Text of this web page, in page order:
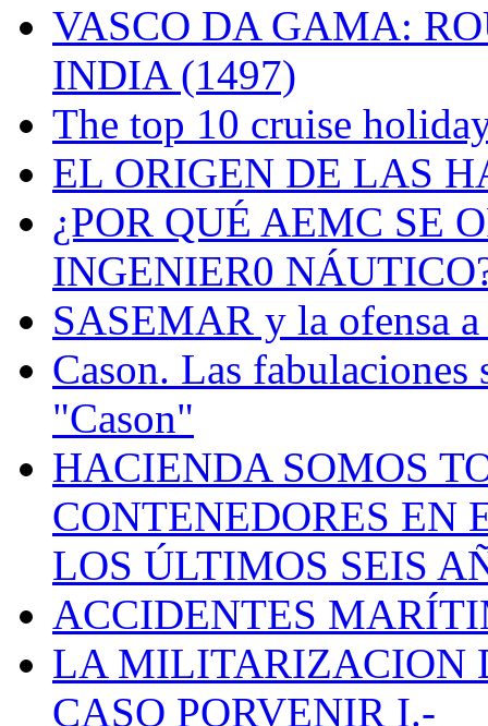
VASCO DA GAMA:
INDIA (1497)
The top 10 cruise
EL ORIGEN DE LAS
¿POR QUÉ AEMC SE
INGENIER0
SASEMAR y la ofensa a
Cason. Las fabulaciones
"Cason"
HACIENDA SOMOS
CONTENEDORES EN
LOS ÚLTIMOS SEIS
ACCIDENTES
LA MILITARIZACION
CASO PORVENIR I.-